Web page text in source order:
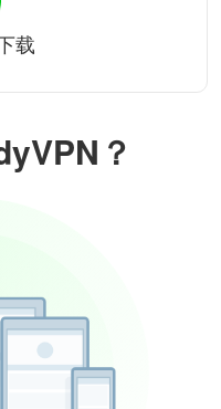
？
载